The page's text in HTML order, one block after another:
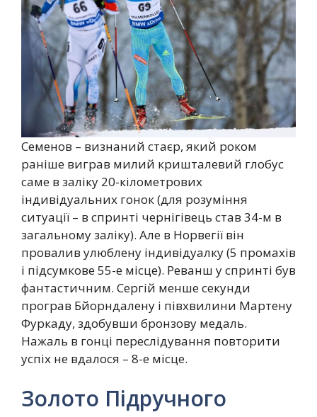
Семенов – визнаний стаєр, який роком
раніше виграв милий кришталевий глобус
саме в заліку 20-кілометрових
індивідуальних гонок (для розуміння
ситуації – в спринті чернігівець став 34-м в
загальному заліку). Але в Норвегії він
провалив улюблену індивідуалку (5 промахів
і підсумкове 55-е місце). Реванш у спринті був
фантастичним. Сергій менше секунди
програв Бйорндалену і півхвилини Мартену
Фуркаду, здобувши бронзову медаль.
Нажаль в гонці переслідування повторити
успіх не вдалося – 8-е місце.
Золото Підручного